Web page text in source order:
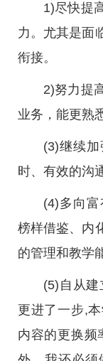
1)尽快提
力。尤其是面
衔接。
2)努力提
业务，能更熟
(3)继续
时、有效的沟
(4)多向
榜样借鉴、内
的管理和教学
(5)自从
更进了一步,
内容的更换频